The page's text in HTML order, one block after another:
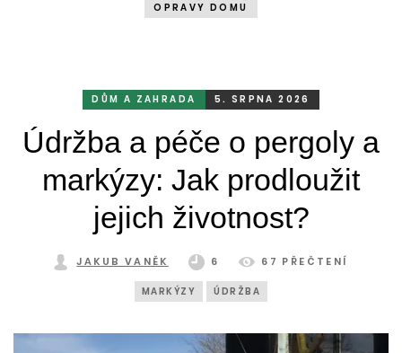
OPRAVY DOMU
DŮM A ZAHRADA 5. SRPNA 2026
Údržba a péče o pergoly a
markýzy: Jak prodloužit
jejich životnost?
JAKUB VANĚK 6 67 PŘEČTENÍ
MARKÝZY ÚDRŽBA